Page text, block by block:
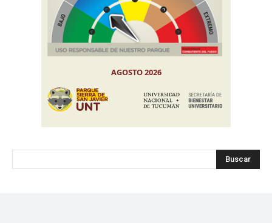
Buscar